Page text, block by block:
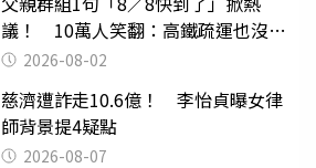
議！ 10萬人笑翻：高鐵疏運也沒列
父親節
2026-08-02
慈濟遭詐走10.6億！ 李怡貞曝女律
師背景提4疑點
2026-08-07